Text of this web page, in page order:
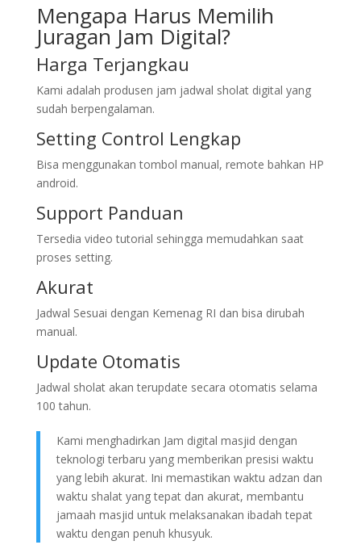
Mengapa Harus Memilih
Juragan Jam Digital?
Harga Terjangkau
Kami adalah produsen jam jadwal sholat digital yang
sudah berpengalaman.
Setting Control Lengkap
Bisa menggunakan tombol manual, remote bahkan HP
android.
Support Panduan
Tersedia video tutorial sehingga memudahkan saat
proses setting.
Akurat
Jadwal Sesuai dengan Kemenag RI dan bisa dirubah
manual.
Update Otomatis
Jadwal sholat akan terupdate secara otomatis selama
100 tahun.
Kami menghadirkan Jam digital masjid dengan
teknologi terbaru yang memberikan presisi waktu
yang lebih akurat. Ini memastikan waktu adzan dan
waktu shalat yang tepat dan akurat, membantu
jamaah masjid untuk melaksanakan ibadah tepat
waktu dengan penuh khusyuk.